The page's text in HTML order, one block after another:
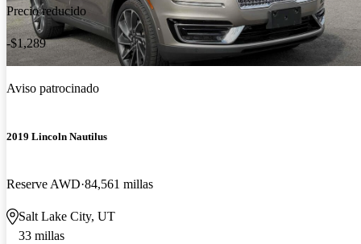
Precio reducido
-$1,289
Aviso patrocinado
2019 Lincoln Nautilus
Reserve AWD 84,561 millas
Salt Lake City, UT
33 millas